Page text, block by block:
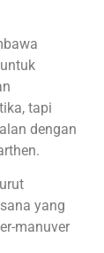
tapi
dengan
yang
manuver